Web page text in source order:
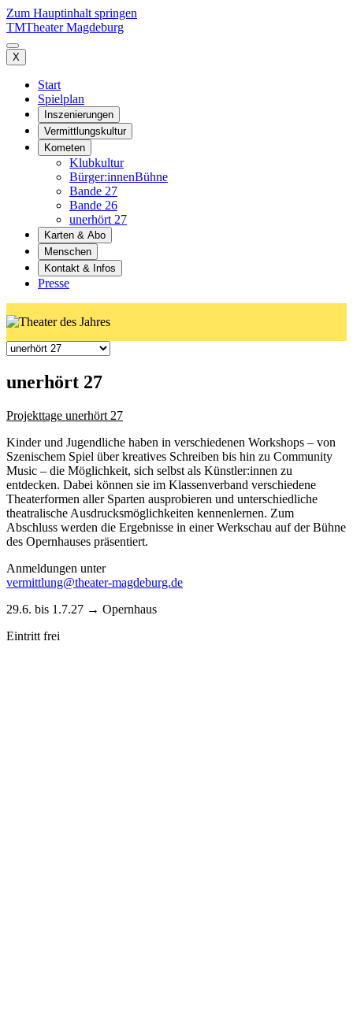
Zum Hauptinhalt springen
TMTheater Magdeburg
X
Start
Spielplan
Inszenierungen
Vermittlungskultur
Kometen
Klubkultur
Bürger:innenBühne
Bande 27
Bande 26
unerhört 27
Karten & Abo
Menschen
Kontakt & Infos
Presse
unerhört 27
Projekttage unerhört 27
Kinder und Jugendliche haben in verschiedenen Workshops – von
Szenischem Spiel über kreatives Schreiben bis hin zu Community
Music – die Möglichkeit, sich selbst als Künstler:innen zu
entdecken. Dabei können sie im Klassenverband verschiedene
Theaterformen aller Sparten ausprobieren und unterschiedliche
theatralische Ausdrucksmöglichkeiten kennenlernen. Zum
Abschluss werden die Ergebnisse in einer Werkschau auf der Bühne
des Opernhauses präsentiert.
Anmeldungen unter
vermittlung@theater-magdeburg.de
29.6. bis 1.7.27 → Opernhaus
Eintritt frei